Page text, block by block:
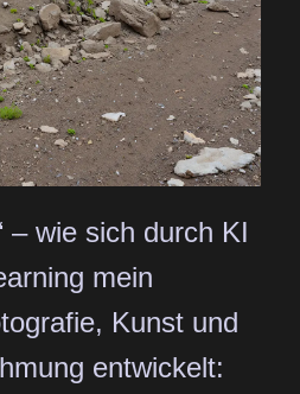
– wie sich durch KI
mein
Kunst und
entwickelt: